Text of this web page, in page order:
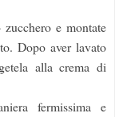
e montate
Dopo aver lavato
alla crema di
fermissima e